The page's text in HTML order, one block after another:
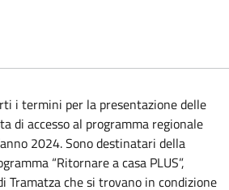
i termini per la presentazione delle
di accesso al programma regionale
2024. Sono destinatari della
“Ritornare a casa PLUS”,
Tramatza che si trovano in condizione